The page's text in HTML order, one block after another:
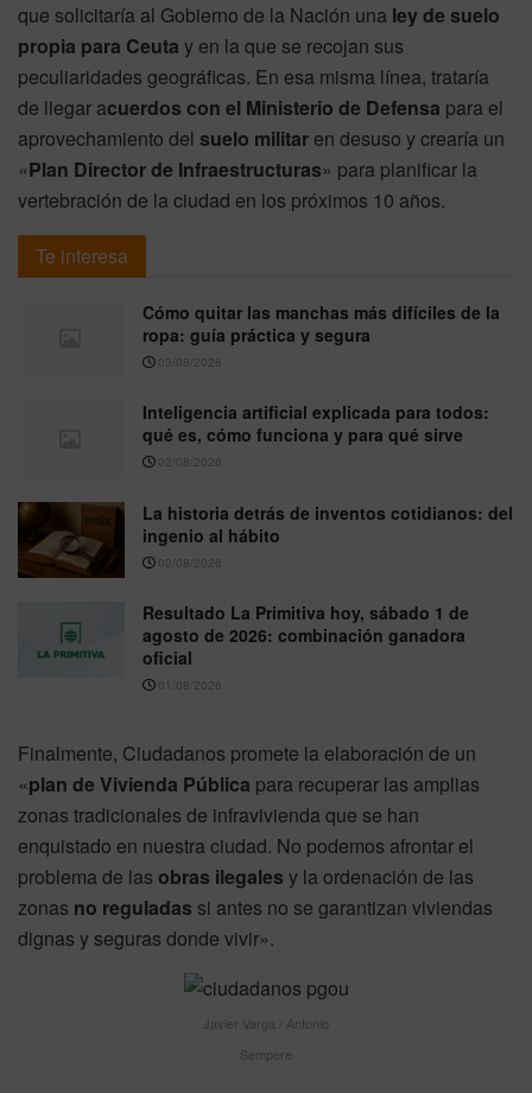
que solicitaría al Gobierno de la Nación una ley de suelo
propia para Ceuta y en la que se recojan sus
peculiaridades geográficas. En esa misma línea, trataría
de llegar acuerdos con el Ministerio de Defensa para el
aprovechamiento del suelo militar en desuso y crearía un
«Plan Director de Infraestructuras» para planificar la
vertebración de la ciudad en los próximos 10 años.
Te interesa
Cómo quitar las manchas más difíciles de la
ropa: guía práctica y segura
03/08/2026
Inteligencia artificial explicada para todos:
qué es, cómo funciona y para qué sirve
02/08/2026
La historia detrás de inventos cotidianos: del
ingenio al hábito
02/08/2026
Resultado La Primitiva hoy, sábado 1 de
agosto de 2026: combinación ganadora
oficial
01/08/2026
Finalmente, Ciudadanos promete la elaboración de un
«plan de Vivienda Pública para recuperar las amplias
zonas tradicionales de infravivienda que se han
enquistado en nuestra ciudad. No podemos afrontar el
problema de las obras ilegales y la ordenación de las
zonas no reguladas si antes no se garantizan viviendas
dignas y seguras donde vivir».
Javier Varga / Antonio
Sempere